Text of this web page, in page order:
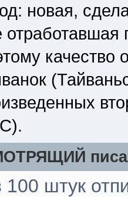
новая,
отработавшая
качество
100 штук